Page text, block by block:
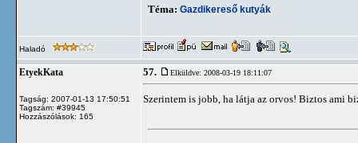
Téma: Gazdikereső kutyák
Haladó
EtyekKata
Tagság: 2007-01-13 17:50:51
Tagszám: #39945
Hozzászólások: 165
57. Elküldve: 2008-03-19 18:11:07
Szerintem is jobb, ha látja az orvos! Biztos ami